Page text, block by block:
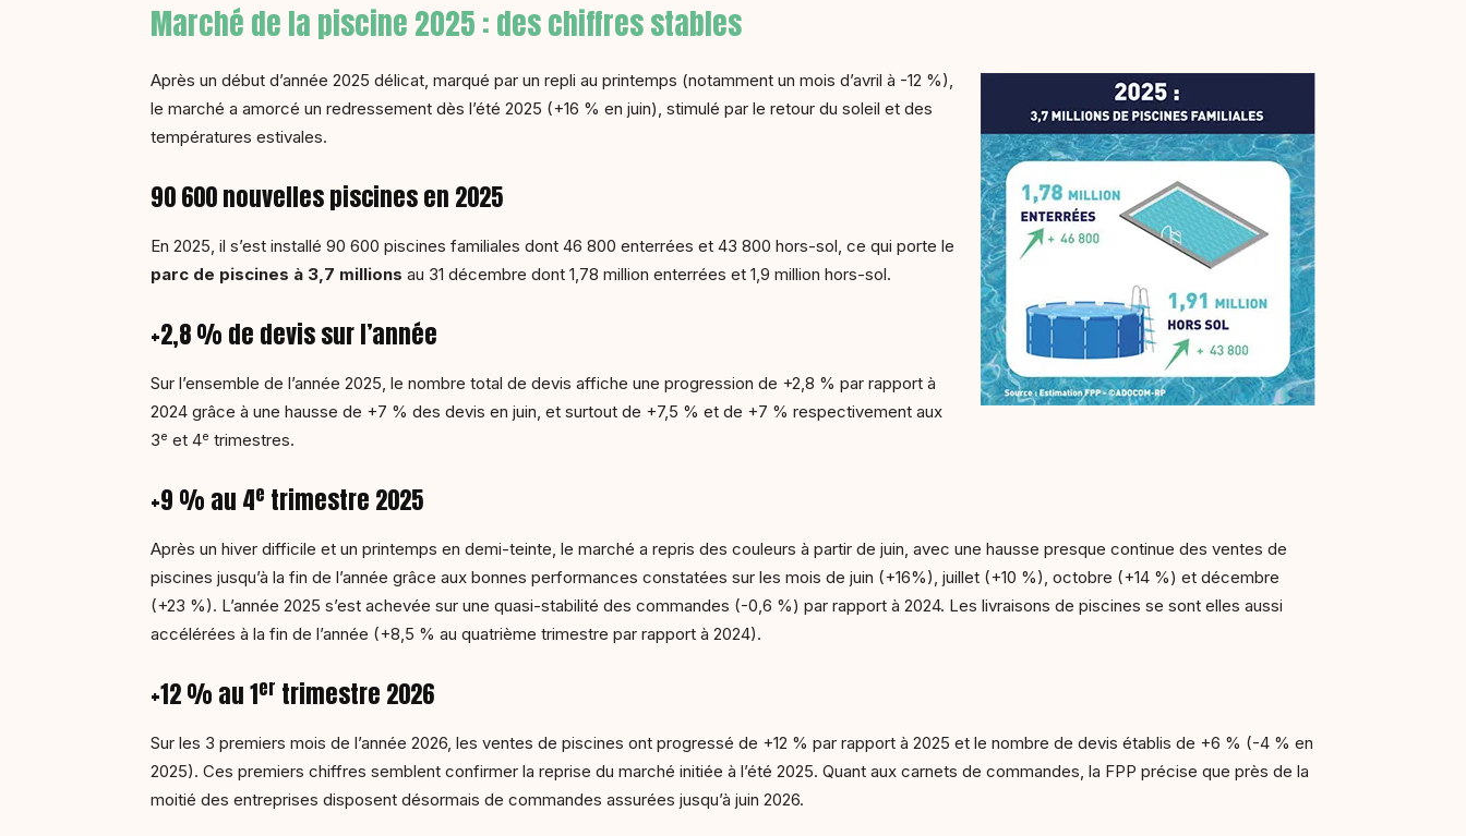
Marché de la piscine 2025 : des chiffres stables
Après un début d’année 2025 délicat, marqué par un repli au printemps (notamment un mois d’avril à -12 %),
le marché a amorcé un redressement dès l’été 2025 (+16 % en juin), stimulé par le retour du soleil et des
températures estivales.
90 600 nouvelles piscines en 2025
En 2025, il s’est installé 90 600 piscines familiales dont 46 800 enterrées et 43 800 hors-sol, ce qui porte le
parc de piscines à 3,7 millions au 31 décembre dont 1,78 million enterrées et 1,9 million hors-sol.
+2,8 % de devis sur l’année
Sur l’ensemble de l’année 2025, le nombre total de devis affiche une progression de +2,8 % par rapport à
2024 grâce à une hausse de +7 % des devis en juin, et surtout de +7,5 % et de +7 % respectivement aux
3e et 4e trimestres.
+9 % au 4e trimestre 2025
Après un hiver difficile et un printemps en demi-teinte, le marché a repris des couleurs à partir de juin, avec une hausse presque continue des ventes de
piscines jusqu’à la fin de l’année grâce aux bonnes performances constatées sur les mois de juin (+16%), juillet (+10 %), octobre (+14 %) et décembre
(+23 %). L’année 2025 s’est achevée sur une quasi-stabilité des commandes (-0,6 %) par rapport à 2024. Les livraisons de piscines se sont elles aussi
accélérées à la fin de l’année (+8,5 % au quatrième trimestre par rapport à 2024).
+12 % au 1er trimestre 2026
Sur les 3 premiers mois de l’année 2026, les ventes de piscines ont progressé de +12 % par rapport à 2025 et le nombre de devis établis de +6 % (-4 % en
2025). Ces premiers chiffres semblent confirmer la reprise du marché initiée à l’été 2025. Quant aux carnets de commandes, la FPP précise que près de la
moitié des entreprises disposent désormais de commandes assurées jusqu’à juin 2026.